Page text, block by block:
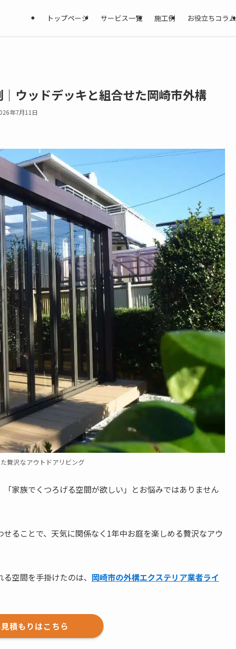
トップページ サービス一覧 施工例 お役立ちコラム
ウッドデッキと組合せた岡崎市外構
年7月11日
贅沢なアウトドアリビング
家族でくつろげる空間が欲しい」とお悩みではありません
ることで、天気に関係なく1年中お庭を楽しめる贅沢なアウ
空間を手掛けたのは、 岡崎市の外構エクステリア業者ライ
積もりはこちら